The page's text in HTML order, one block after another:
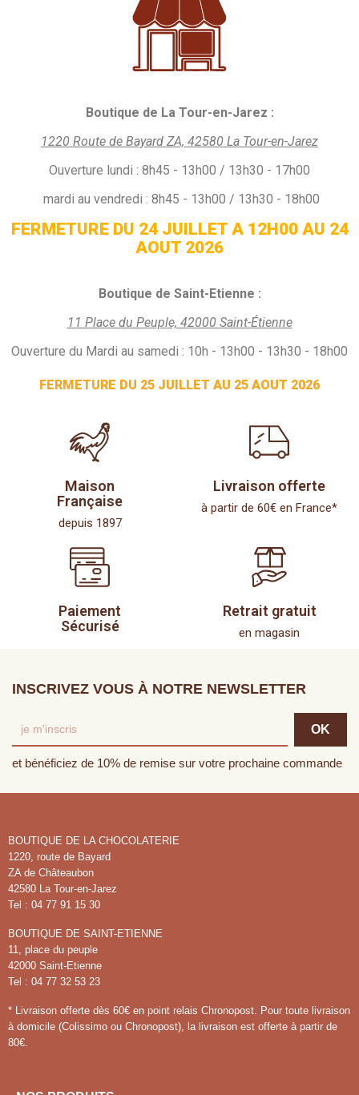
Boutique de La Tour-en-Jarez :
1220 Route de Bayard ZA, 42580 La Tour-en-Jarez
Ouverture lundi : 8h45 - 13h00 / 13h30 - 17h00
mardi au vendredi : 8h45 - 13h00 / 13h30 - 18h00
FERMETURE DU 24 JUILLET A 12H00 AU 24
AOUT 2026
Boutique de Saint-Etienne :
11 Place du Peuple, 42000 Saint-Étienne
Ouverture du Mardi au samedi : 10h - 13h00 - 13h30 - 18h00
FERMETURE DU 25 JUILLET AU 25 AOUT 2026
Maison
Française
depuis 1897
Livraison offerte
à partir de 60€ en France*
Paiement
Sécurisé
Retrait gratuit
en magasin
INSCRIVEZ VOUS À NOTRE NEWSLETTER
et bénéficiez de 10% de remise sur votre prochaine commande
BOUTIQUE DE LA CHOCOLATERIE
1220, route de Bayard
ZA de Châteaubon
42580 La Tour-en-Jarez
Tel : 04 77 91 15 30
BOUTIQUE DE SAINT-ETIENNE
11, place du peuple
42000 Saint-Etienne
Tel : 04 77 32 53 23
* Livraison offerte dès 60€ en point relais Chronopost. Pour toute livraison
à domicile (Colissimo ou Chronopost), la livraison est offerte à partir de
80€.